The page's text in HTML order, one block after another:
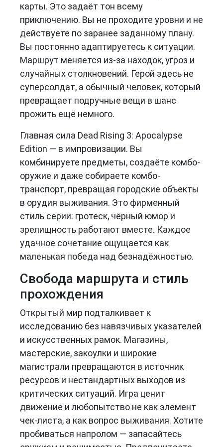
карты. Это задаёт тон всему
приключению. Вы не проходите уровни и не
действуете по заранее заданному плану.
Вы постоянно адаптируетесь к ситуации.
Маршрут меняется из-за находок, угроз и
случайных столкновений. Герой здесь не
суперсолдат, а обычный человек, который
превращает подручные вещи в шанс
прожить ещё немного.
Главная сила Dead Rising 3: Apocalypse
Edition — в импровизации. Вы
комбинируете предметы, создаёте комбо-
оружие и даже собираете комбо-
транспорт, превращая городские объекты
в орудия выживания. Это фирменный
стиль серии: гротеск, чёрный юмор и
зрелищность работают вместе. Каждое
удачное сочетание ощущается как
маленькая победа над безнадёжностью.
Свобода маршрута и стиль
прохождения
Открытый мир подталкивает к
исследованию без навязчивых указателей
и искусственных рамок. Магазины,
мастерские, закоулки и широкие
магистрали превращаются в источник
ресурсов и нестандартных выходов из
критических ситуаций. Игра ценит
движение и любопытство не как элемент
чек-листа, а как вопрос выживания. Хотите
пробиваться напролом — запасайтесь